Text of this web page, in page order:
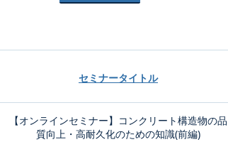
セミナータイトル
【オンラインセミナー】コンクリート構造物の品
質向上・高耐久化のための知識(前編)